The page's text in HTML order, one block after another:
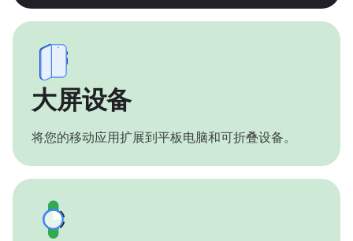
大屏设备
将您的移动应用扩展到平板电脑和可折叠设备。